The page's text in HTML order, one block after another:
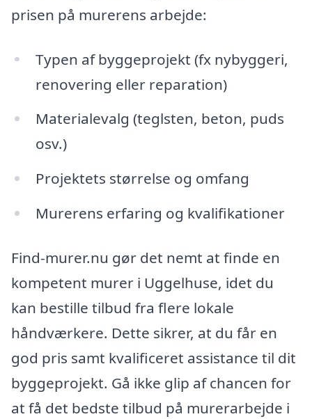
prisen på murerens arbejde:
Typen af byggeprojekt (fx nybyggeri,
renovering eller reparation)
Materialevalg (teglsten, beton, puds
osv.)
Projektets størrelse og omfang
Murerens erfaring og kvalifikationer
Find-murer.nu gør det nemt at finde en
kompetent murer i Uggelhuse, idet du
kan bestille tilbud fra flere lokale
håndværkere. Dette sikrer, at du får en
god pris samt kvalificeret assistance til dit
byggeprojekt. Gå ikke glip af chancen for
at få det bedste tilbud på murerarbejde i